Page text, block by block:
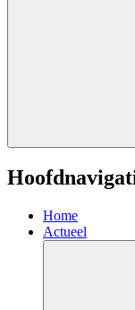
Home
Actueel